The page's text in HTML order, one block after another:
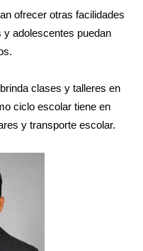
ofrecer otras facilidades
y adolescentes puedan
clases y talleres en
ciclo escolar tiene en
y transporte escolar.